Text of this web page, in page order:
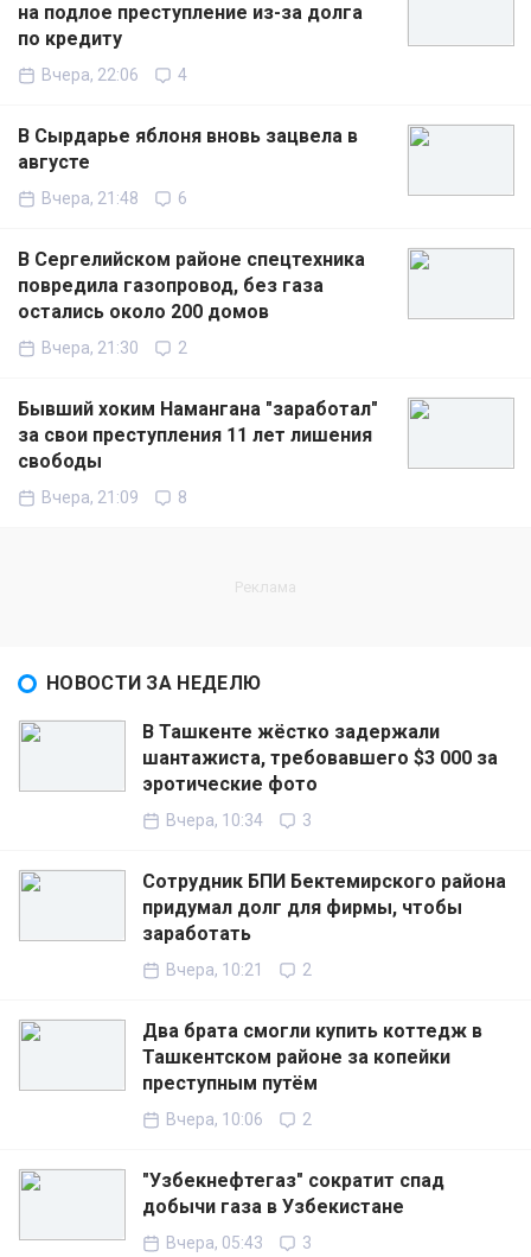
на подлое преступление из-за долга
по кредиту
Вчера, 22:06 4
В Сырдарье яблоня вновь зацвела в
августе
Вчера, 21:48 6
В Сергелийском районе спецтехника
повредила газопровод, без газа
остались около 200 домов
Вчера, 21:30 2
Бывший хоким Намангана "заработал"
за свои преступления 11 лет лишения
свободы
Вчера, 21:09 8
НОВОСТИ ЗА НЕДЕЛЮ
В Ташкенте жёстко задержали
шантажиста, требовавшего $3 000 за
эротические фото
Вчера, 10:34 3
Сотрудник БПИ Бектемирского района
придумал долг для фирмы, чтобы
заработать
Вчера, 10:21 2
Два брата смогли купить коттедж в
Ташкентском районе за копейки
преступным путём
Вчера, 10:06 2
"Узбекнефтегаз" сократит спад
добычи газа в Узбекистане
Вчера, 05:43 3